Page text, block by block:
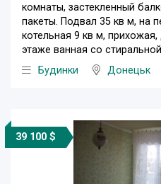
комнаты, застекленный
пакеты. Подвал 35 кв м, на
котельная 9 кв м,
этаже ванная со стиральной
Будинки
Донецьк
39 100 $